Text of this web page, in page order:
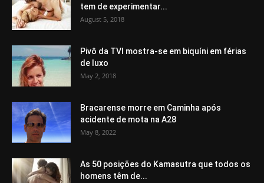
tem de experimentar...
August 5, 2018
Pivô da TVI mostra-se em biquíni em férias
de luxo
May 2, 2018
Bracarense morre em Caminha após
acidente de mota na A28
May 8, 2022
As 50 posições do Kamasutra que todos os
homens têm de...